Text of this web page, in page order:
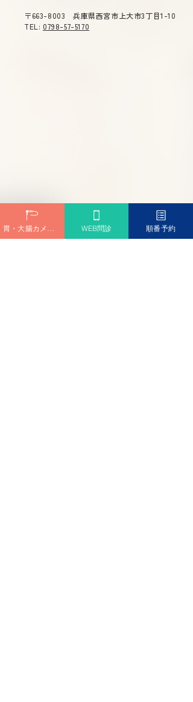
下剤のラクな飲み方｜大
〒663-8003 兵庫県西宮市上大市3丁目1-10
TEL:0798-57-5170
阪急今津線「甲東園駅」より徒歩6分
専用駐車場 完備
WEB問診 順番予約